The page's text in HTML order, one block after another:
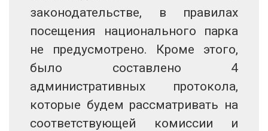
законодательстве, в правилах
посещения национального парка
не предусмотрено. Кроме этого,
было составлено 4
административных протокола,
которые будем рассматривать на
соответствующей комиссии и